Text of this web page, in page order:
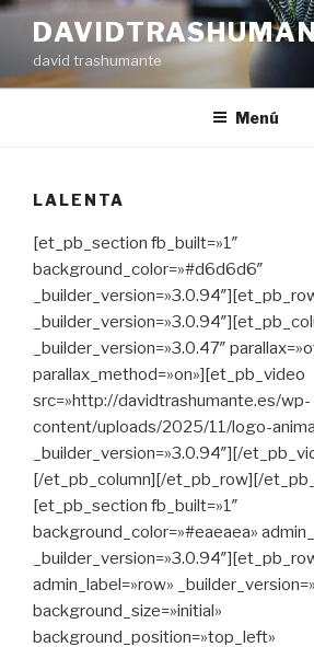
Ir
contenido
david trashumante
Menú
LALENTA
[et_pb_section fb_built=»1″
background_color=»#d6d6d6″
_builder_version=»3.0.47″
parallax_method=»on»][et_pb_video
src=»http://davidtrashumante.es/wp-
content/uploads/2025/11/logo-
_builder_version=»3.0.94″][/
[/et_pb_column][/et_pb_row][/
[et_pb_section fb_built=»1″
background_color=»#eaeaea»
admin_label=»row»
background_size=»initial»
background_position=»top_left»